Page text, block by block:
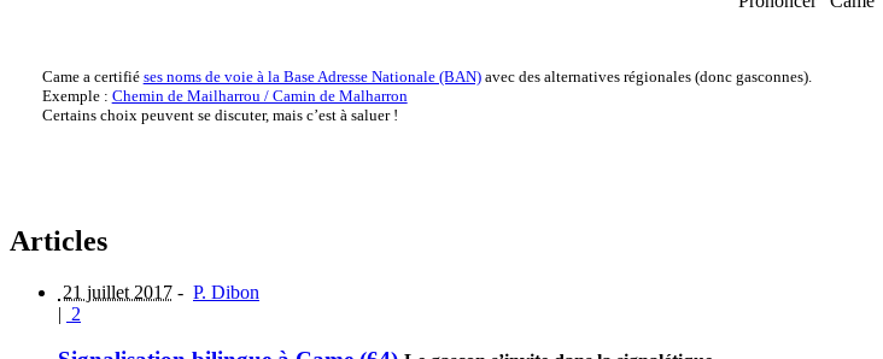
Came a certifié ses noms de voie à la Base Adresse Nationale (BAN)avec des alternatives régionales (donc gasconnes).
Exemple : Chemin de Mailharrou / Camin de Malharron
Certains choix peuvent se discuter, mais c’est à saluer !
Articles
21 juillet 2017 - P. Dibon
| 2